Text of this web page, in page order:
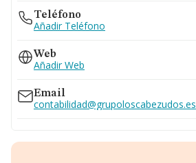
Teléfono
Añadir Teléfono
Web
Añadir Web
Email
contabilidad@grupoloscabezudos.es